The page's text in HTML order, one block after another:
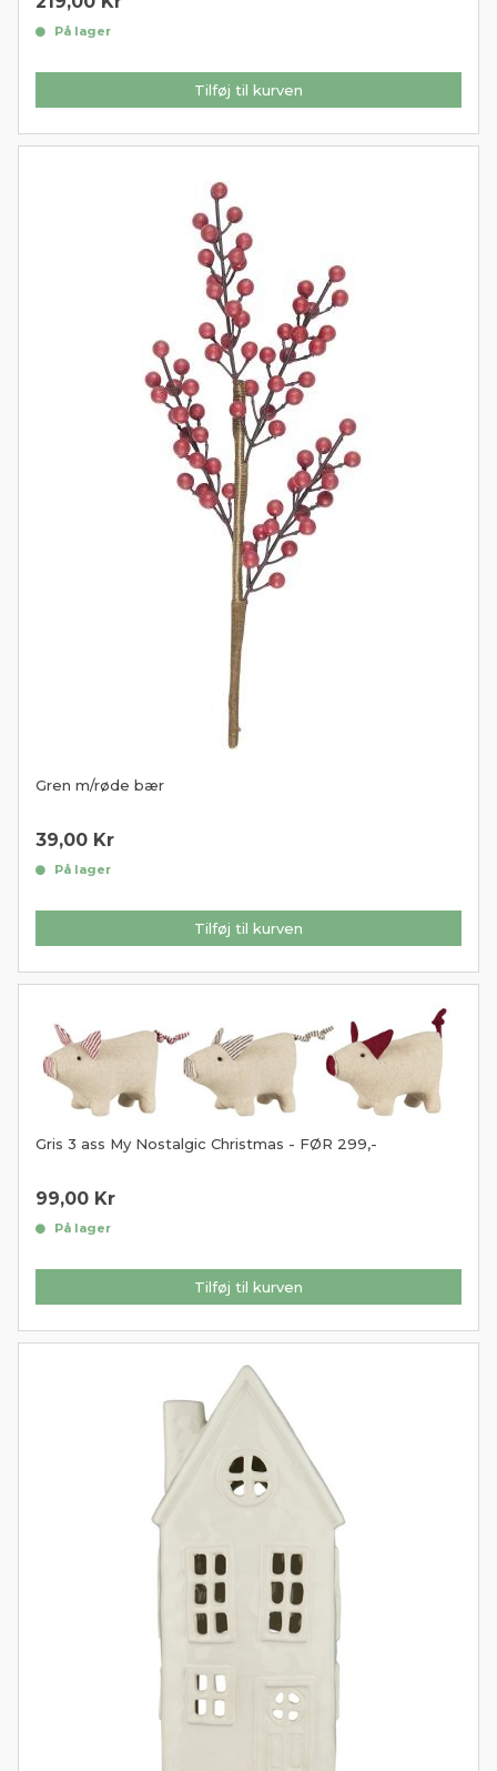
På lager
Tilføj til kurven
Gren m/røde bær
39,00 Kr
På lager
Tilføj til kurven
Gris 3 ass My Nostalgic Christmas - FØR 299,-
99,00 Kr
På lager
Tilføj til kurven